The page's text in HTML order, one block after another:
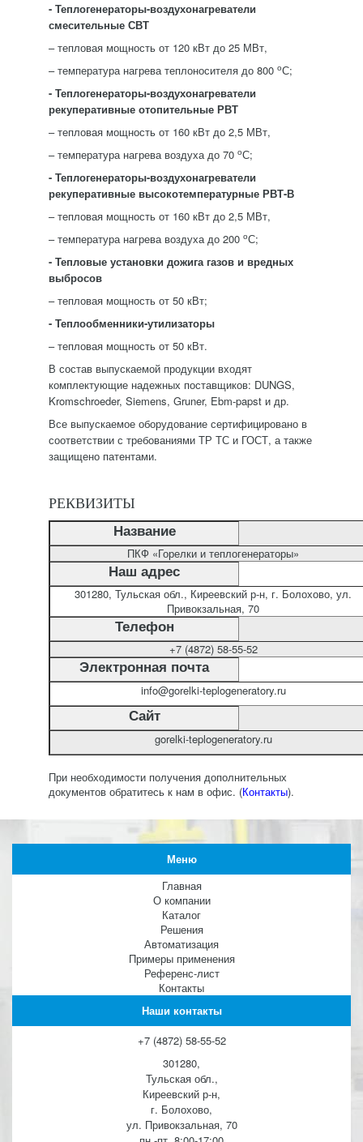
- Теплогенераторы-воздухонагреватели
смесительные СВТ
– тепловая мощность от 120 кВт до 25 МВт,
– температура нагрева теплоносителя до 800 оС;
- Теплогенераторы-воздухонагреватели
рекуперативные отопительные РВТ
– тепловая мощность от 160 кВт до 2,5 МВт,
– температура нагрева воздуха до 70 оС;
- Теплогенераторы-воздухонагреватели
рекуперативные высокотемпературные РВТ-В
– тепловая мощность от 160 кВт до 2,5 МВт,
– температура нагрева воздуха до 200 оС;
- Тепловые установки дожига газов и вредных
выбросов
– тепловая мощность от 50 кВт;
- Теплообменники-утилизаторы
– тепловая мощность от 50 кВт.
В состав выпускаемой продукции входят
комплектующие надежных поставщиков: DUNGS,
Kromschroeder, Siemens, Gruner, Ebm-papst и др.
Все выпускаемое оборудование сертифицировано в
соответствии с требованиями ТР ТС и ГОСТ, а также
защищено патентами.
РЕКВИЗИТЫ
Название
ПКФ «Горелки и теплогенераторы»
Наш адрес
301280, Тульская обл., Киреевский р-н, г. Болохово, ул.
Привокзальная, 70
Телефон
+7 (4872) 58-55-52
Электронная почта
info@gorelki-teplogeneratory.ru
Сайт
gorelki-teplogeneratory.ru
При необходимости получения дополнительных
документов обратитесь к нам в офис. (Контакты).
Меню
Главная
О компании
Каталог
Решения
Автоматизация
Примеры применения
Референс-лист
Контакты
Наши контакты
+7 (4872) 58-55-52
301280,
Тульская обл.,
Киреевский р-н,
г. Болохово,
ул. Привокзальная, 70